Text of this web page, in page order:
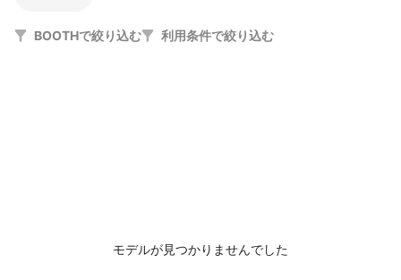
BOOTHで絞り込む 利用条件で絞り込む
モデルが見つかりませんでした